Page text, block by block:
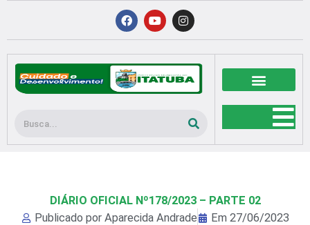
conteúdo
F
a
c
b
o
o
k
Y
o
u
u
b
e
I
n
s
a
g
r
a
Pesquisar
DIÁRIO OFICIAL Nº178/2023 – PARTE 02
Publicado por Aparecida Andrade Em 27/06/2023